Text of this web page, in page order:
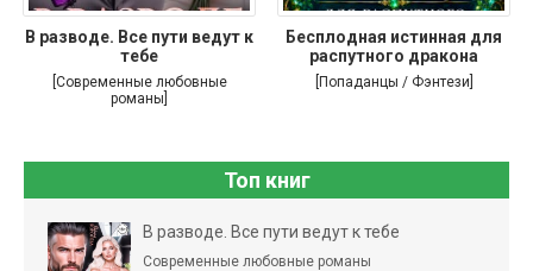
В разводе. Все пути ведут к
тебе
[Современные любовные
романы]
Бесплодная истинная для
распутного дракона
[Попаданцы / Фэнтези]
Топ книг
В разводе. Все пути ведут к тебе
Современные любовные романы